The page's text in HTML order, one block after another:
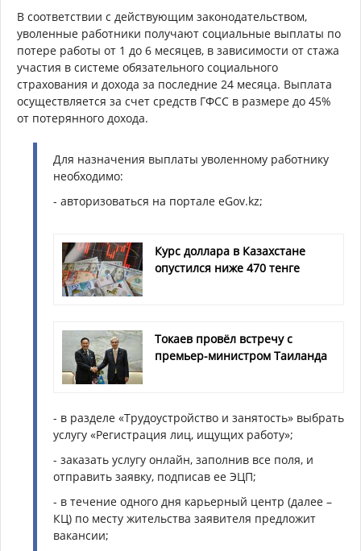
В соответствии с действующим законодательством,
уволенные работники получают социальные выплаты по
потере работы от 1 до 6 месяцев, в зависимости от стажа
участия в системе обязательного социального
страхования и дохода за последние 24 месяца. Выплата
осуществляется за счет средств ГФСС в размере до 45%
от потерянного дохода.
Для назначения выплаты уволенному работнику
необходимо:
- авторизоваться на портале eGov.kz;
Курс доллара в Казахстане
опустился ниже 470 тенге
Токаев провёл встречу с
премьер-министром Таиланда
- в разделе «Трудоустройство и занятость» выбрать
услугу «Регистрация лиц, ищущих работу»;
- заказать услугу онлайн, заполнив все поля, и
отправить заявку, подписав ее ЭЦП;
- в течение одного дня карьерный центр (далее –
КЦ) по месту жительства заявителя предложит
вакансии;